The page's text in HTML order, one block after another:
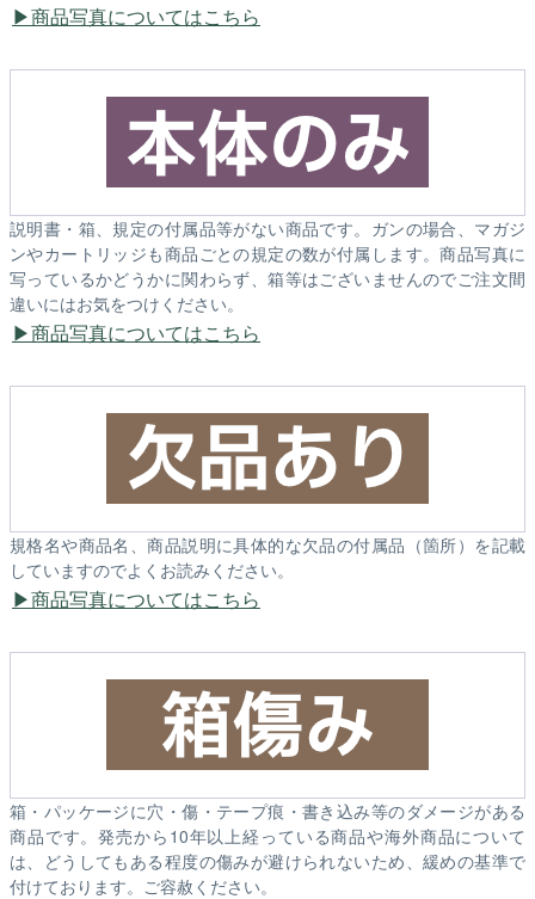
商品写真についてはこちら
説明書・箱、規定の付属品等がない商品です。ガンの場合、マガジ
ンやカートリッジも商品ごとの規定の数が付属します。商品写真に
写っているかどうかに関わらず、箱等はございませんのでご注文間
違いにはお気をつけください。
商品写真についてはこちら
規格名や商品名、商品説明に具体的な欠品の付属品（箇所）を記載
していますのでよくお読みください。
商品写真についてはこちら
箱・パッケージに穴・傷・テープ痕・書き込み等のダメージがある
商品です。発売から10年以上経っている商品や海外商品について
は、どうしてもある程度の傷みが避けられないため、緩めの基準で
付けております。ご容赦ください。